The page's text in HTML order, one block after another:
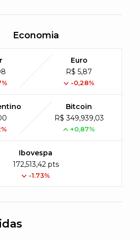
Economia
Euro
R$ 5,87
-0,28%
Bitcoin
R$ 349,939,03
+0,87%
Ibovespa
172,513,42 pts
-1.73%